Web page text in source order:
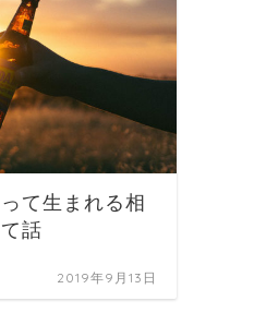
て生まれる相
話
2019年9月13日